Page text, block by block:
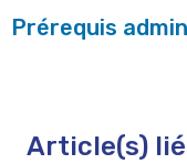
Prérequis
Article(s)